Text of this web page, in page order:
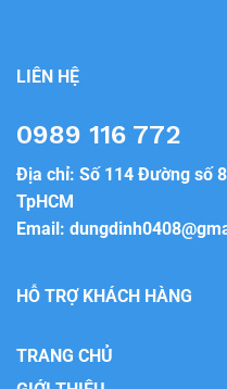
LIÊN HỆ
0989 116 772
Địa chỉ: Số 114 Đường số
TpHCM
Email:
HỖ TRỢ KHÁCH HÀNG
TRANG CHỦ